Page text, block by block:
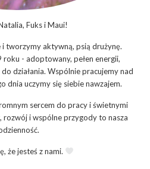
Fuks i Maui!
tworzymy aktywną, psią drużynę.
- adoptowany, pełen energii,
działania. Wspólnie pracujemy nad
dnia uczymy się siebie nawzajem.
sercem do pracy i świetnymi
rozwój i wspólne przygody to nasza
że jesteś z nami.